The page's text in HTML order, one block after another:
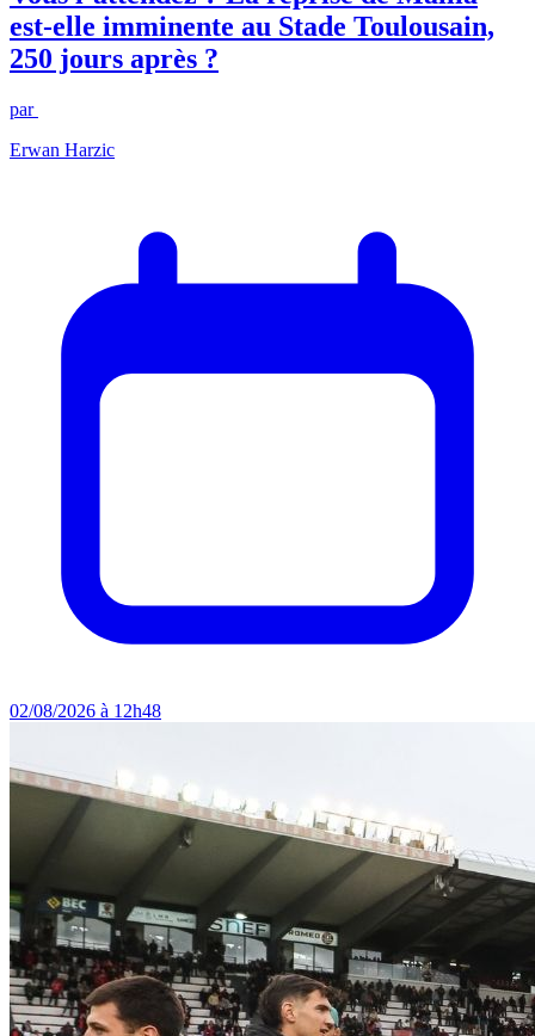
est-elle imminente au Stade Toulousain,
250 jours après ?
par
Erwan Harzic
02/08/2026 à 12h48